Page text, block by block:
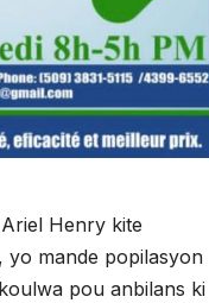
Henry kite
yo mande popilasyon
pou anbilans ki